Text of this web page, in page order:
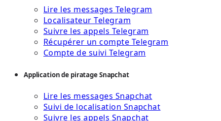
Lire les messages Telegram
Localisateur Telegram
Suivre les appels Telegram
Récupérer un compte Telegram
Compte de suivi Telegram
Application de piratage Snapchat
Lire les messages Snapchat
Suivi de localisation Snapchat
Suivre les appels Snapchat